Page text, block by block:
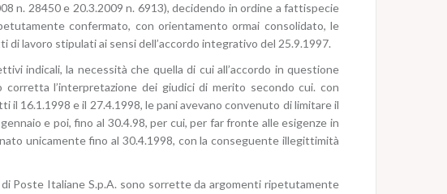
n. 28450 e 20.3.2009 n. 6913), decidendo in ordine a fattispecie
confermato, con orientamento ormai consolidato, le
lavoro stipulati ai sensi dell’accordo integrativo del 25.9.1997.
indicali, la necessità che quella di cui all’accordo in questione
l’interpretazione dei giudici di merito secondo cui. con
e il 27.4.1998, le pani avevano convenuto di limitare il
e poi, fino al 30.4.98, per cui, per far fronte alle esigenze in
unicamente fino al 30.4.1998, con la conseguente illegittimità
Poste Italiane S.p.A. sono sorrette da argomenti ripetutamente